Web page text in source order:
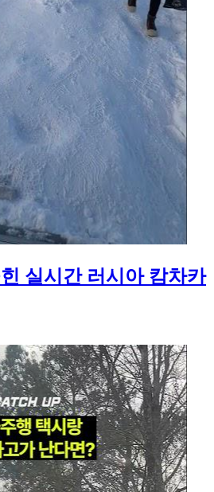
실시간 러시아 캄차카